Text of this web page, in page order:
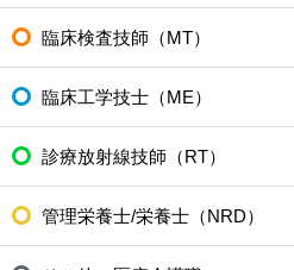
臨床検査技師（MT）
臨床工学技士（ME）
診療放射線技師（RT）
管理栄養士/栄養士（NRD）